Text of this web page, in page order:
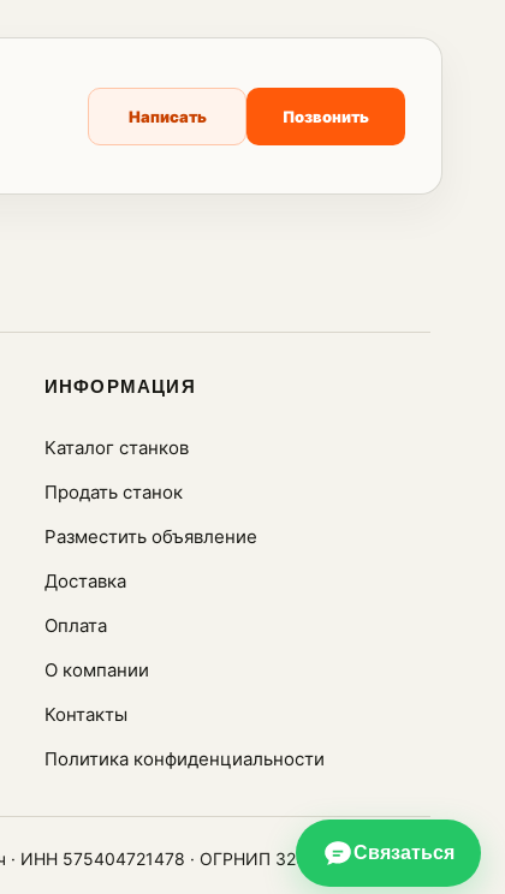
Написать Позвонить
Связаться
ИНФОРМАЦИЯ
Каталог станков
Продать станок
Разместить объявление
Доставка
Оплата
О компании
Контакты
Политика конфиденциальности
· ИНН 575404721478 · ОГРНИП 320574900021450